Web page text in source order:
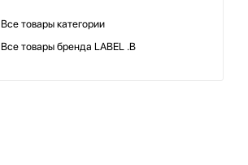
Все товары категории
Все товары бренда LABEL .B